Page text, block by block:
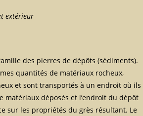
extérieur
des pierres de dépôts (sédiments).
quantités de matériaux rocheux,
et sont transportés à un endroit où ils
matériaux déposés et l’endroit du dépôt
sur les propriétés du grès résultant. Le